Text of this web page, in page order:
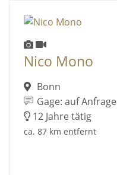
Nico Mono
Bonn
Gage: auf Anfrage
12 Jahre tätig
ca. 87 km entfernt